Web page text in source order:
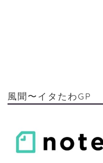
風聞〜イタたわGP